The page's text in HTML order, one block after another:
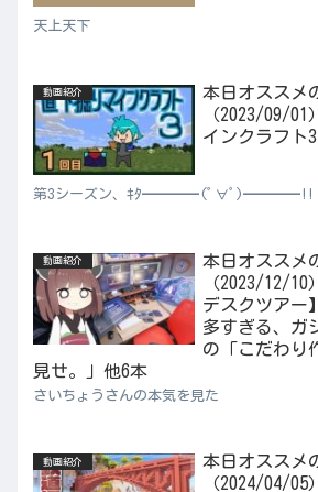
天上天下
動画紹介
本日オススメ
（2023/09/
インクラフト
第3シーズン、ｷﾀ━━━━(ﾟ∀ﾟ)━━━━!!
動画紹介
本日オススメ
（2023/12/
デスクツアー
多すぎる、ガ
の「こだわり
見せ。」他6本
さいちょうさんの本気を見た
動画紹介
本日オススメ
（2024/04/05